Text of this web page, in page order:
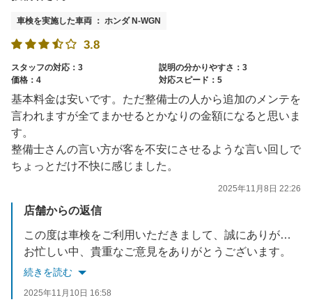
車検を実施した車両 ： ホンダ N-WGN
3.8
スタッフの対応：3
説明の分かりやすさ：3
価格：4
対応スピード：5
基本料金は安いです。ただ整備士の人から追加のメンテを
言われますが全てまかせるとかなりの金額になると思いま
す。
整備士さんの言い方が客を不安にさせるような言い回しで
ちょっとだけ不快に感じました。
2025年11月8日 22:26
店舗からの返信
この度は車検をご利用いただきまして、誠にありがとうございました。
お忙しい中、貴重なご意見をありがとうございます。
この度は、お客様が満足できるサービスを提供できず、大変申し訳ございませんでした。
続きを読む
2025年11月10日 16:58